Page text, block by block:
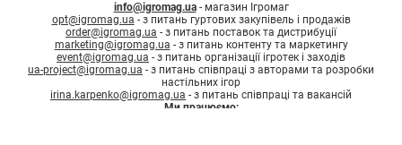
info@igromag.ua- магазин Ігромаг
opt@igromag.ua - з питань гуртових закупівель і продажів
order@igromag.ua - з питань поставок та дистрибуції
marketing@igromag.ua - з питань контенту та маркетингу
event@igromag.ua - з питань організації ігротек і заходів
ua-project@igromag.ua - з питань співпраці з авторами та розробки
настільних ігор
irina.karpenko@igromag.ua - з питань співпраці та вакансій
Ми працюємо: